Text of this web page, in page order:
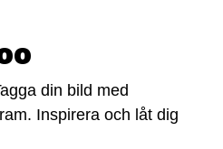
din bild med
Inspirera och låt dig